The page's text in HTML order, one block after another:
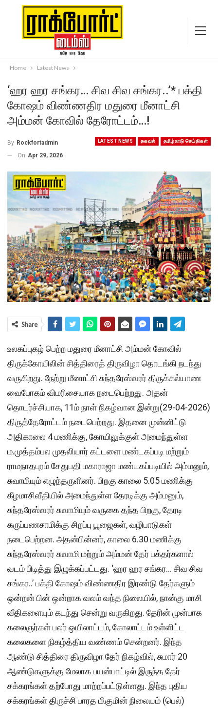
Home Latest News
‘ஹர ஹர சங்கர… சிவ சிவ சங்கர..’* பக்தி
கோஷம் விண்ணதிர மதுரை மீனாட்சி
அம்மன் கோவில் தேரோட்டம்…!
LATEST NEWS தகவல் தமிழ்நாடு செய்திகள்
By Rockfortadmin
On Apr 29, 2026
Share
உலகப்புகழ் பெற்ற மதுரை மீனாட்சி அம்மன் கோவில்
திருக்கோயிலின் சித்திரைத் திருவிழா தொடங்கி நடந்து
வருகிறது. நேற்று மீனாட்சி சுந்தரேஸ்வரர் திருக்கல்யாண
வைபோகம் விமரிசையாக நடைபெற்றது. அதன்
தொடர்ச்சியாக, 11ம் நாள் நிகழ்வான இன்று(29-04-2026)
திருத்தேரோட்டம் நடைபெற்றது. இதனை முன்னிட்டு
அதிகாலை 4 மணிக்கு, கோயிலுக்குள் அமைந்துள்ள
ம.முத்தம்பல முதலியார் கட்டளை மண்டகப்படி மற்றும்
ராமநாதபுரம் சேதுபதி மகாராஜா மண்டகப்படியில் அம்மனும்,
சுவாமியும் எழுந்தருளினர். பிறகு காலை 5.05 மணிக்கு
கீழமாசிவீதியில் அமைந்துள்ள தேரடிக்கு அம்மனும்,
சுந்தரேஸ்வரர் சுவாமியும் வருகை தந்த பிறகு, தேரடி
கருப்பணசாமிக்கு சிறப்பு பூஜைகள், வழிபாடுகள்
நடைபெற்றன. அதன்பின்னர், காலை 6.30 மணிக்கு
சுந்தரேஸ்வரர் சுவாமி மற்றும் அம்மன் தேர் பக்தர்களால்
வடம் பிடித்து இழுக்கப்பட்டது. ‘ஹர ஹர சங்கர… சிவ சிவ
சங்கர..’ பக்தி கோஷம் விண்ணதிர இரண்டு தேர்களும்
ஒன்றன் பின் ஒன்றாக வலம் வந்த நிலையில், நான்கு மாசி
வீதிகளையும் கடந்து சென்று வருகிறது. தேரின் முன்பாக
கலைஞர்கள் பலர் ஒயிலாட்டம், கோலாட்டம் உள்ளிட்ட
கலைகளை நிகழ்த்திய வண்ணம் சென்றனர். இந்த
ஆண்டு சித்திரை திருவிழா தேர் நிகழ்வில், சுமார் 20
ஆண்டுகளுக்கு மேலாக பயன்பாட்டில் இருந்த தேர்
சக்கரங்கள் தற்போது மாற்றப்பட்டுள்ளது. இந்த புதிய
சக்கரங்கள் திருச்சி பாரத மிகுமின் நிலையம் (பெல்)